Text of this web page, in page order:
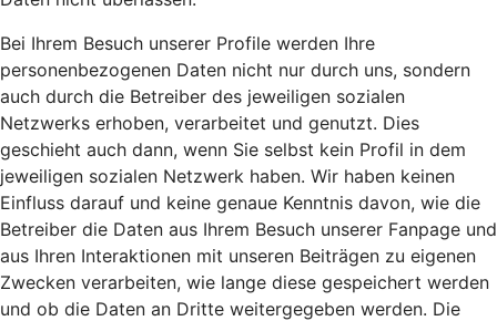
Bei Ihrem Besuch unserer Profile werden Ihre
personenbezogenen Daten nicht nur durch uns, sondern
auch durch die Betreiber des jeweiligen sozialen
Netzwerks erhoben, verarbeitet und genutzt. Dies
geschieht auch dann, wenn Sie selbst kein Profil in dem
jeweiligen sozialen Netzwerk haben. Wir haben keinen
Einfluss darauf und keine genaue Kenntnis davon, wie die
Betreiber die Daten aus Ihrem Besuch unserer Fanpage und
aus Ihren Interaktionen mit unseren Beiträgen zu eigenen
Zwecken verarbeiten, wie lange diese gespeichert werden
und ob die Daten an Dritte weitergegeben werden. Die